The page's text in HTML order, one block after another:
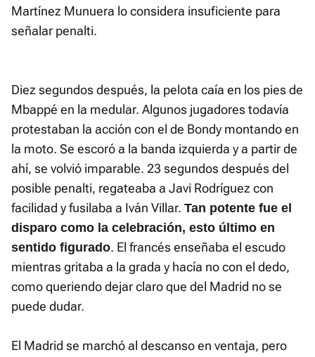
Martínez Munuera lo considera insuficiente para
señalar penalti.
Diez segundos después, la pelota caía en los pies de
Mbappé en la medular. Algunos jugadores todavía
protestaban la acción con el de Bondy montando en
la moto. Se escoró a la banda izquierda y a partir de
ahí, se volvió imparable. 23 segundos después del
posible penalti, regateaba a Javi Rodríguez con
facilidad y fusilaba a Iván Villar. Tan potente fue el
disparo como la celebración, esto último en
sentido figurado. El francés enseñaba el escudo
mientras gritaba a la grada y hacía no con el dedo,
como queriendo dejar claro que del Madrid no se
puede dudar.
El Madrid se marchó al descanso en ventaja, pero